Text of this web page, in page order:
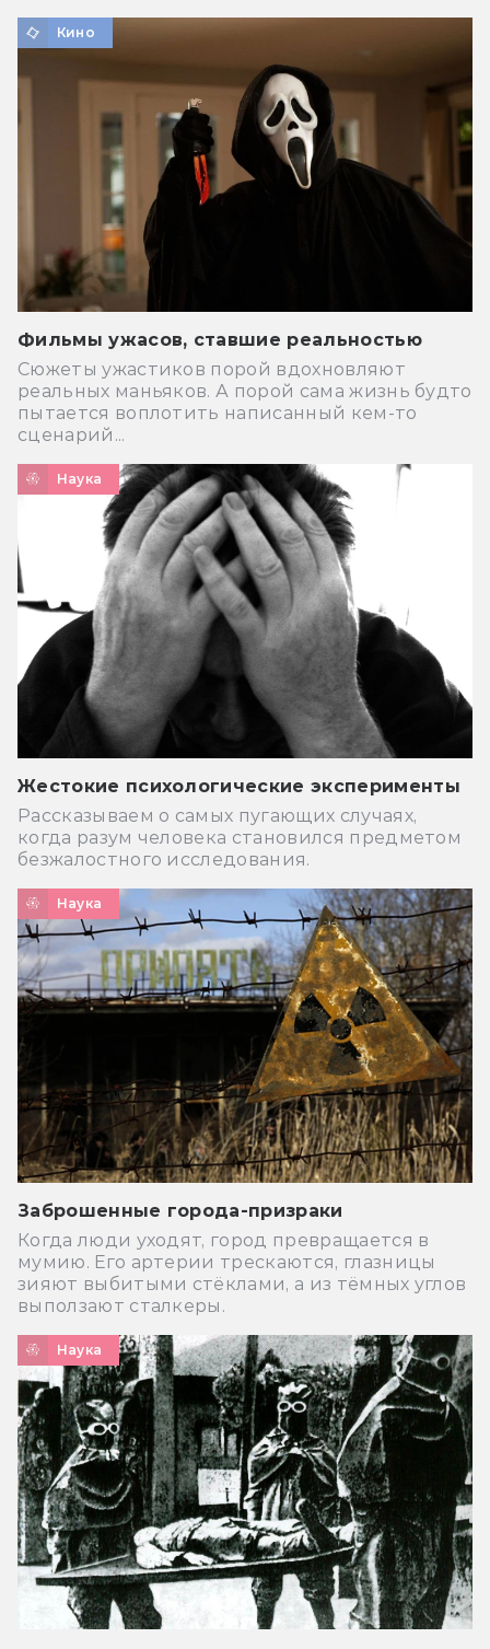
Кино
Фильмы ужасов, ставшие реальностью
Сюжеты ужастиков порой вдохновляют
реальных маньяков. А порой сама жизнь будто
пытается воплотить написанный кем-то
сценарий...
Наука
Жестокие психологические эксперименты
Рассказываем о самых пугающих случаях,
когда разум человека становился предметом
безжалостного исследования.
Наука
Заброшенные города-призраки
Когда люди уходят, город превращается в
мумию. Его артерии трескаются, глазницы
зияют выбитыми стёклами, а из тёмных углов
выползают сталкеры.
Наука